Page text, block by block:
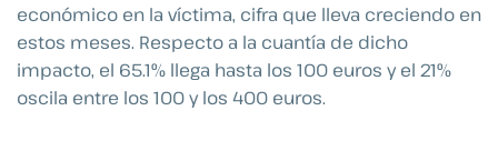
económico en la víctima, cifra que lleva creciendo en
estos meses. Respecto a la cuantía de dicho
impacto, el 65.1% llega hasta los 100 euros y el 21%
oscila entre los 100 y los 400 euros.